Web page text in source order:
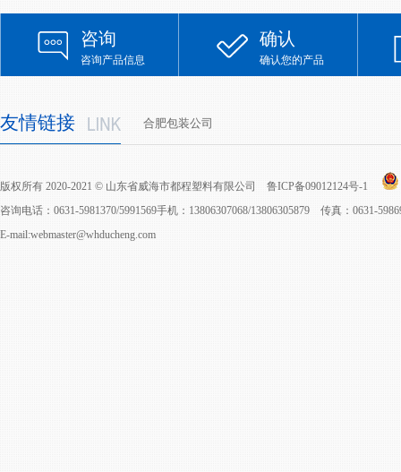
咨询
咨询产品信息
确认
确认您的产品
友情链接 合肥包装公司
版权所有 2020-2021 © 山东省威海市都程塑料有限公司 鲁ICP备09012124号-1
咨询电话：0631-5981370/5991569手机：13806307068/13806305879 传真：0631-
E-mail:webmaster@whducheng.com